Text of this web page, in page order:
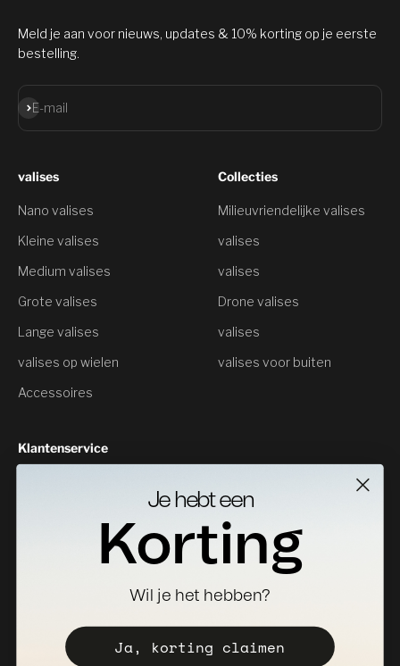
Meld je aan voor nieuws, updates & 10% korting op je eerste
bestelling.
E-mail
Aanmelden
valises
Nano valises
Kleine valises
Medium valises
Grote valises
Lange valises
valises op wielen
Accessoires
Collecties
Milieuvriendelijke valises
valises
valises
Drone valises
valises
valises voor buiten
Klantenservice
Specificaties Downloads
Distributeur worden
Registreer uw valise
Je hebt een
Korting
Wil je het hebben?
Ja, korting claimen